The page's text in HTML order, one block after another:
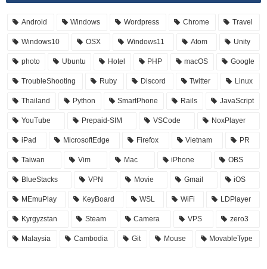
Android Windows Wordpress Chrome Travel
Windows10 OSX Windows11 Atom Unity
photo Ubuntu Hotel PHP macOS Google
TroubleShooting Ruby Discord Twitter Linux
Thailand Python SmartPhone Rails JavaScript
YouTube Prepaid-SIM VSCode NoxPlayer
iPad MicrosoftEdge Firefox Vietnam PR
Taiwan Vim Mac iPhone OBS
BlueStacks VPN Movie Gmail iOS
MEmuPlay KeyBoard WSL WiFi LDPlayer
Kyrgyzstan Steam Camera VPS zero3
Malaysia Cambodia Git Mouse MovableType